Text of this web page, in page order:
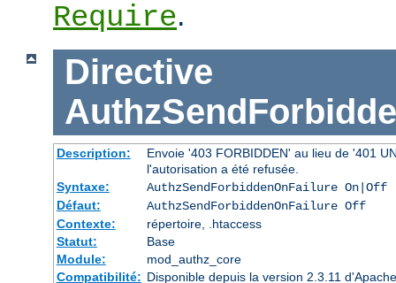
Require.
Directive
Description:
Envoie '403 FORBIDDEN' au lieu de '401
l'autorisation a été refusée.
Syntaxe:
AuthzSendForbiddenOnFailure On|Off
Défaut:
AuthzSendForbiddenOnFailure Off
Contexte:
répertoire, .htaccess
Statut:
Base
Module:
mod_authz_core
Compatibilité: Disponible depuis la version 2.3.11